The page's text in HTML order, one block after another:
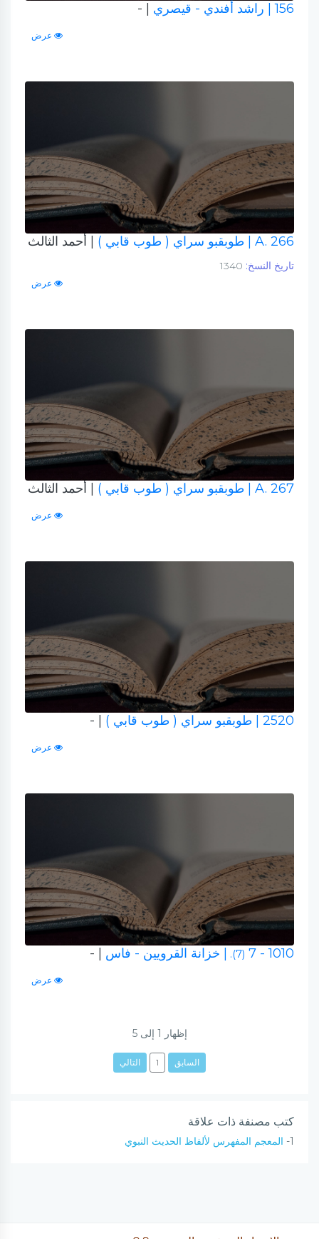
156 | راشد أفندي - قيصري | -
عرض
A. 266 | طوبقبو سراي ( طوب قابي ) | أحمد الثالث
تاريخ النسخ:
عرض
A. 267 | طوبقبو سراي ( طوب قابي ) | أحمد الثالث
عرض
2520 | طوبقبو سراي ( طوب قابي ) | -
عرض
1010 - 7
(7). | خزانة القرويين - فاس | -
عرض
إظهار 1 إلى5
السابق 1 التالي
كتب مصنفة ذات علاقة
1- المعجم المفهرس لألفاظ الحديث النبوي